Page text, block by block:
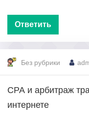
Ответить
Без рубрики
СРА и арбитраж
интернете